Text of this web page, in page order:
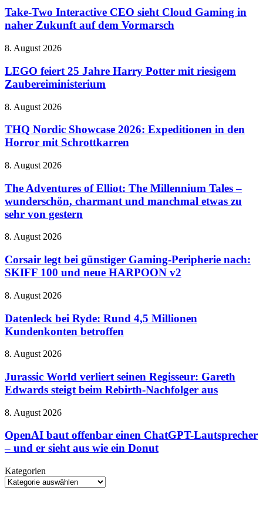
Handy
Interactive
CEO
sieht
Gaming
naher
Zukunft
dem
Take-Two Interactive CEO sieht Cloud Gaming in
naher Zukunft auf dem Vormarsch
LEGO
25
Jahre
Harry
mit
Zaubereiministerium
8. August 2026
LEGO feiert 25 Jahre Harry Potter mit riesigem
Zaubereiministerium
THQ
Showcase
2026:
Expeditionen
den
mit
Schrottkarren
8. August 2026
THQ Nordic Showcase 2026: Expeditionen in den
Horror mit Schrottkarren
The
of
Elliot:
The
Millennium
–
charmant
und
etwas
sehr
von
gestern
8. August 2026
The Adventures of Elliot: The Millennium Tales –
wunderschön, charmant und manchmal etwas zu
sehr von gestern
Corsair
bei
günstiger
Gaming-
nach:
100
und
HARPOON
8. August 2026
Corsair legt bei günstiger Gaming-Peripherie nach:
SKIFF 100 und neue HARPOON v2
Datenleck
Ryde:
Rund
4,5
Kundenkonten
8. August 2026
Datenleck bei Ryde: Rund 4,5 Millionen
Kundenkonten betroffen
Jurassic
verliert
seinen
Regisseur:
Edwards
beim
Rebirth-
aus
8. August 2026
Jurassic World verliert seinen Regisseur: Gareth
Edwards steigt beim Rebirth-Nachfolger aus
OpenAI
offenbar
einen
ChatGPT-
–
und
8. August 2026
OpenAI baut offenbar einen ChatGPT-Lautsprecher
– und er sieht aus wie ein Donut
Kategorien
Kategorien